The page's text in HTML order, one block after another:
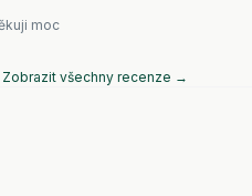
moc
Zobrazit všechny recenze →